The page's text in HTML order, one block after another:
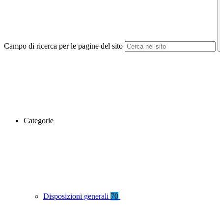
Campo di ricerca per le pagine del sito
Categorie
Disposizioni generali 70